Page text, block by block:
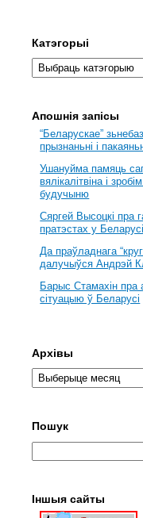
Катэгорыі
Апошнія запісы
“Беларускае”
прызнаньні і
Ушануйма памяць
вялікалітвіна і
будучыню
Сяргей Высоцкі пра
пратэстах у Беларусі
Да праўладнага
далучыўся Андрэй
Барыс Стамахін пра
сітуацыю ў Беларусі
Архівы
Пошук
Іншыя сайты